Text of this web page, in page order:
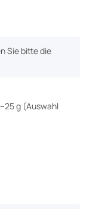
Sie bitte die
g (Auswahl